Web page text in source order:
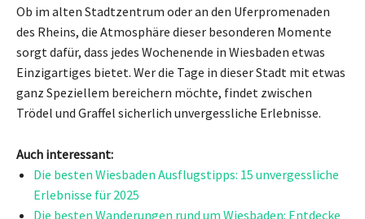
Ob im alten Stadtzentrum oder an den Uferpromenaden
des Rheins, die Atmosphäre dieser besonderen Momente
sorgt dafür, dass jedes Wochenende in Wiesbaden etwas
Einzigartiges bietet. Wer die Tage in dieser Stadt mit etwas
ganz Speziellem bereichern möchte, findet zwischen
Trödel und Graffel sicherlich unvergessliche Erlebnisse.
Auch interessant:
Die besten Wiesbaden Ausflugstipps: 15 unvergessliche
Erlebnisse für 2025
Die besten Wanderungen rund um Wiesbaden: Entdecke